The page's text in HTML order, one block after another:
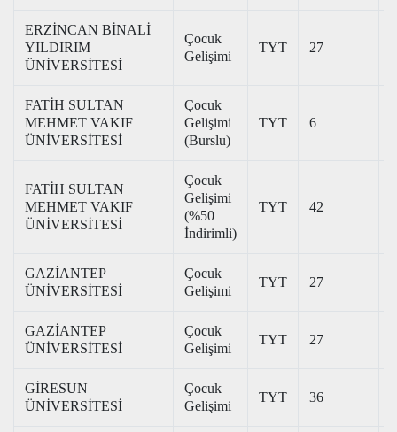
ERZİNCAN BİNALİ
YILDIRIM
ÜNİVERSİTESİ
Çocuk
Gelişimi
TYT 27
FATİH SULTAN
MEHMET VAKIF
ÜNİVERSİTESİ
Çocuk
Gelişimi
(Burslu)
TYT 6
FATİH SULTAN
MEHMET VAKIF
ÜNİVERSİTESİ
Çocuk
Gelişimi
(%50
İndirimli)
TYT 42
GAZİANTEP
ÜNİVERSİTESİ
Çocuk
Gelişimi
TYT 27
GAZİANTEP
ÜNİVERSİTESİ
Çocuk
Gelişimi
TYT 27
GİRESUN
ÜNİVERSİTESİ
Çocuk
Gelişimi
TYT 36